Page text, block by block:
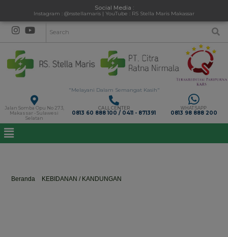
Social Media :
Instagram : @rsstellamaris | YouTube : RS Stella Maris Makassar
"Melayani Dalam Semangat Kasih"
Jalan Somba Opu No 273,
Makassar - Sulawesi
Selatan
CALL CENTER
0813 60 888 100 / 0411 - 871391
WHATSAPP
0813 98 888 200
Beranda KEBIDANAN / KANDUNGAN